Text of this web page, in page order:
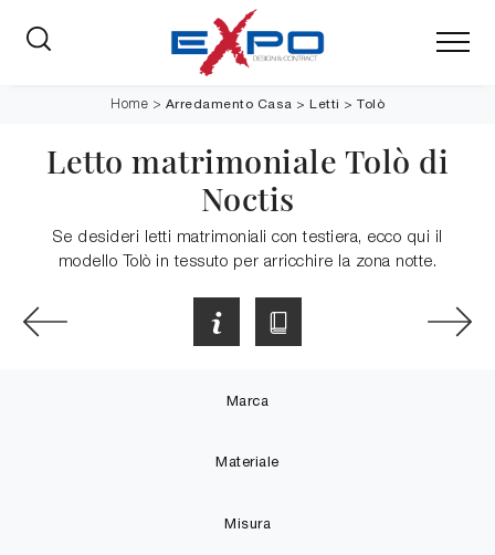
Home > Arredamento Casa > Letti > Tolò
Letto matrimoniale Tolò di
Noctis
Se desideri letti matrimoniali con testiera, ecco qui il
modello Tolò in tessuto per arricchire la zona notte.
Marca
Materiale
Misura